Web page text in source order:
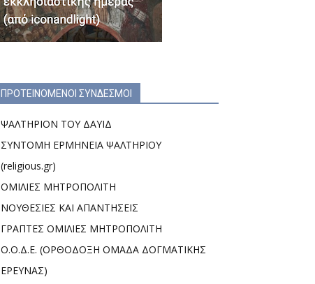
ΠΡΟΤΕΙΝΟΜΕΝΟΙ ΣΥΝΔΕΣΜΟΙ
ΨΑΛΤΗΡΙΟΝ ΤΟΥ ΔΑΥΙΔ
ΣΥΝΤΟΜΗ ΕΡΜΗΝΕΙΑ ΨΑΛΤΗΡΙΟΥ
(religious.gr)
ΟΜΙΛΙΕΣ ΜΗΤΡΟΠΟΛΙΤΗ
ΝΟΥΘΕΣΙΕΣ ΚΑΙ ΑΠΑΝΤΗΣΕΙΣ
ΓΡΑΠΤΕΣ ΟΜΙΛΙΕΣ ΜΗΤΡΟΠΟΛΙΤΗ
Ο.Ο.Δ.Ε. (ΟΡΘΟΔΟΞΗ ΟΜΑΔΑ ΔΟΓΜΑΤΙΚΗΣ
ΕΡΕΥΝΑΣ)